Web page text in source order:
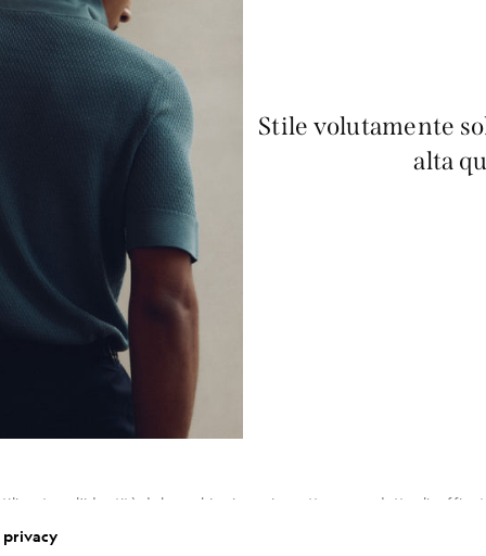
Stile volutamente
alta
e l'identità del marchio si esprime attraverso dettagli
privacy